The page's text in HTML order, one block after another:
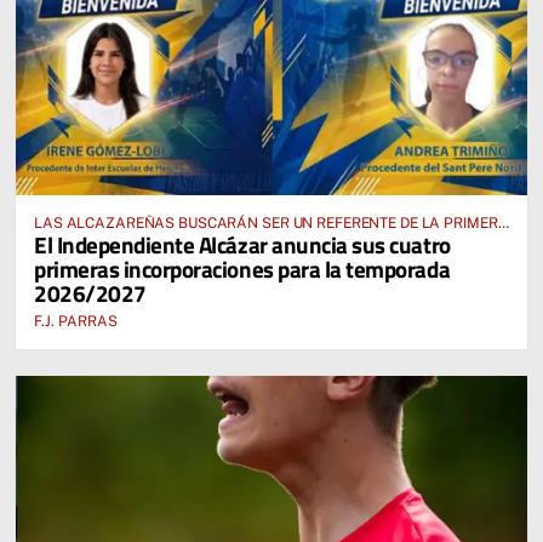
LAS ALCAZAREÑAS BUSCARÁN SER UN REFERENTE DE LA PRIMERA
AUTONÓMICA PREFERENTE FEMENINA
El Independiente Alcázar anuncia sus cuatro
primeras incorporaciones para la temporada
2026/2027
F.J. PARRAS